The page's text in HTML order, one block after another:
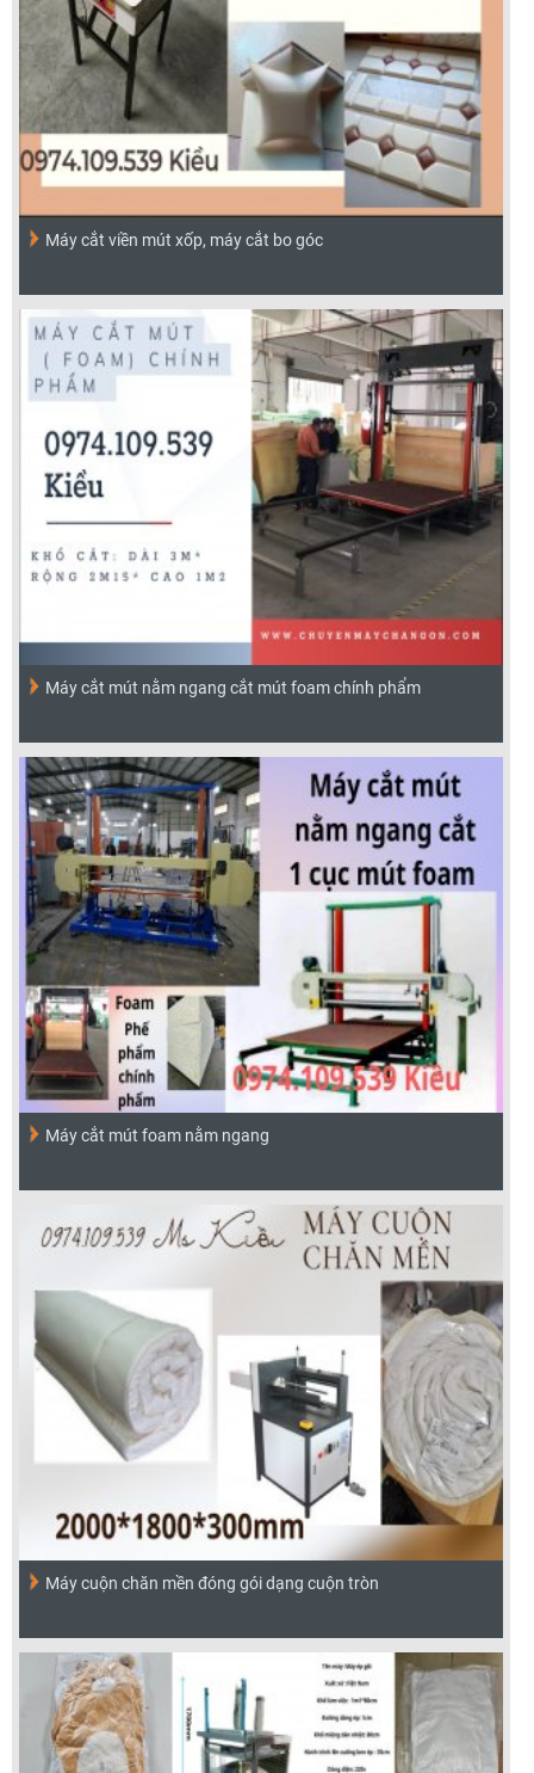
Máy cắt viền mút xốp, máy cắt bo góc
Máy cắt mút nằm ngang cắt mút foam chính phẩm
Máy cắt mút foam nằm ngang
Máy cuộn chăn mền đóng gói dạng cuộn tròn